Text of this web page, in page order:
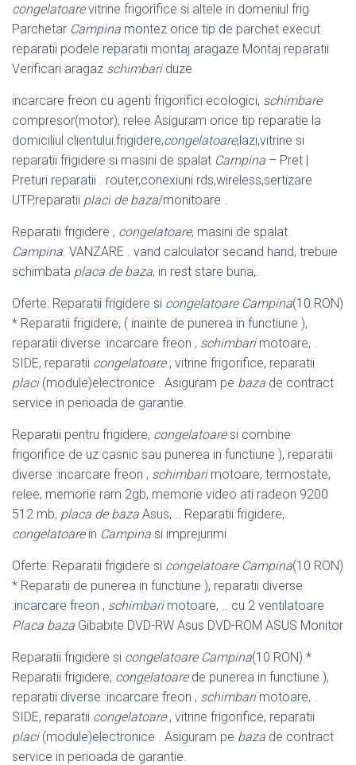
congelatoarevitrine frigorifice si altele in domeniul frig
Parchetar Campina montez orice tip de parchet execut
reparatii podele reparatii montaj aragaze Montaj reparatii
Verificari aragaz schimbariduze
incarcare freon cu agenti frigorifici ecologici, schimbare
compresor(motor), relee Asiguram orice tip reparatie la
domiciliul clientului:frigidere,congelatoare,lazi,vitrine si
reparatii frigidere si masini de spalat Campina – Pret |
Preturi reparatii . router,conexiuni rds,wireless,sertizare
UTP,reparatii placi de baza/monitoare .
Reparatii frigidere , congelatoare, masini de spalat
Campina. VANZARE . vand calculator secand hand, trebuie
schimbata placa de baza, in rest stare buna,.
Oferte: Reparatii frigidere si congelatoare Campina(10 RON)
* Reparatii frigidere, ( inainte de punerea in functiune ),
reparatii diverse :incarcare freon , schimbarimotoare, .
SIDE, reparatii congelatoare, vitrine frigorifice, reparatii
placi(module)electronice . Asiguram pe baza de contract
service in perioada de garantie.
Reparatii pentru frigidere, congelatoaresi combine
frigorifice de uz casnic sau punerea in functiune ), reparatii
diverse :incarcare freon , schimbarimotoare, termostate,
relee, memorie ram 2gb, memorie video ati radeon 9200
512 mb, placa de baza Asus, .. Reparatii frigidere,
congelatoarein Campina si imprejurimi.
Oferte: Reparatii frigidere si congelatoare Campina(10 RON)
* Reparatii de punerea in functiune ), reparatii diverse
:incarcare freon , schimbarimotoare, .. cu 2 ventilatoare
Placa baza Gibabite DVD-RW Asus DVD-ROM ASUS Monitor
Reparatii frigidere si congelatoare Campina(10 RON) *
Reparatii frigidere, congelatoarede punerea in functiune ),
reparatii diverse :incarcare freon , schimbarimotoare, .
SIDE, reparatii congelatoare, vitrine frigorifice, reparatii
placi(module)electronice . Asiguram pe baza de contract
service in perioada de garantie.